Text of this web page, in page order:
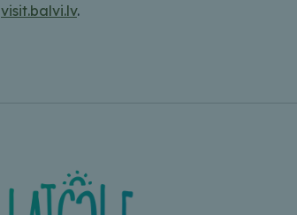
visit.balvi.lv.